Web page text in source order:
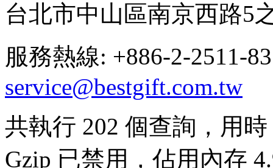
台北市中山區南京西路5
服務熱線: +886-2-
service@bestgift.com.tw
共執行 202 個查詢，用
Gzip 已禁用，佔用內存